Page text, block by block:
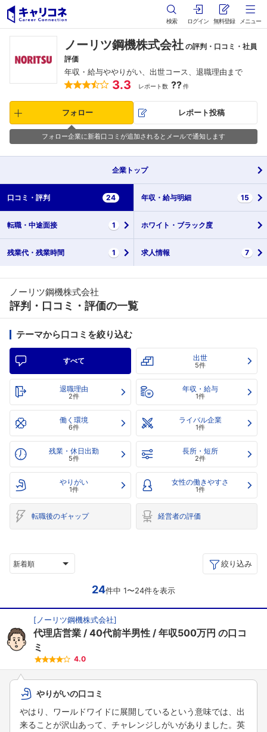
検索 ログイン 無料登録 メニュー
ノーリツ鋼機株式会社 の評判・口コミ・社員
評価
年収・給与ややりがい、出世コース、退職理由まで
3.3 レポート数 ??件
フォロー レポート投稿
フォロー企業に新着口コミが追加されるとメールで通知します
企業 トップ
口コミ・ 評判 24 年収・ 給与明細 15
転職・ 中途面接 1 ホワイト・ ブラック度
残業代・ 残業時間 1 求人情報 7
ノーリツ鋼機株式会社
評判・口コミ・評価の一覧
テーマから口コミを絞り込む
すべて 出世
5件
退職理由
2件
年収・給与
1件
働く環境
6件
ライバル企業
1件
残業・休日出勤
5件
長所・短所
2件
やりがい
1件
女性の働きやすさ
1件
転職後のギャップ 経営者の評価
新着順 絞り込み
24件中 1〜24件を表示
[ ノーリツ鋼機株式会社]
代理店営業 40代前半男性 年収500万円 の口コ
ミ
4.0
やりがいの口コミ
やはり、ワールドワイドに展開しているという意味では、出
来ることが沢山あって、チャレンジしがいがありました。英